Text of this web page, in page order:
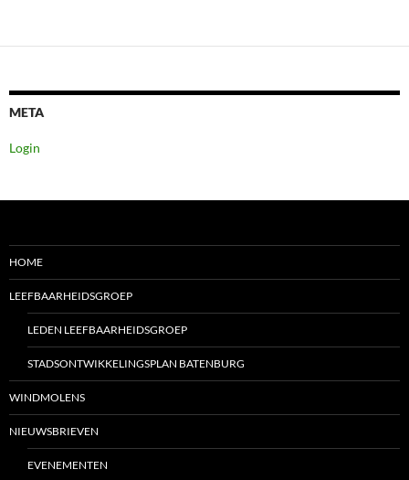
META
Login
HOME
LEEFBAARHEIDSGROEP
LEDEN LEEFBAARHEIDSGROEP
STADSONTWIKKELINGSPLAN BATENBURG
WINDMOLENS
NIEUWSBRIEVEN
EVENEMENTEN